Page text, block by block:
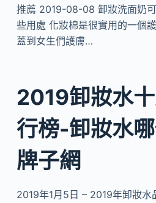
推薦 2019-08-08 卸妝洗面奶
些用處 化妝棉是很實用的一個
蓋到女生們護膚…
2019卸妝水
行榜-卸妝水
牌子網
2019年1月5日 – 2019年卸妝水